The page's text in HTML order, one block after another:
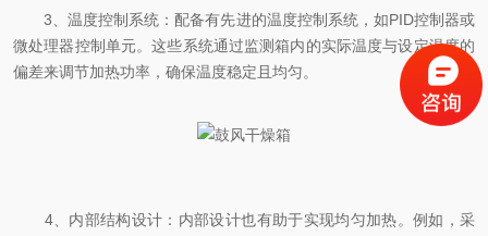
3、温度控制系统：配备有先进的温度控制系统，如PID控制器或
微处理器控制单元。这些系统通过监测箱内的实际温度与设定温度的
偏差来调节加热功率，确保温度稳定且均匀。
4、内部结构设计：内部设计也有助于实现均匀加热。例如，采